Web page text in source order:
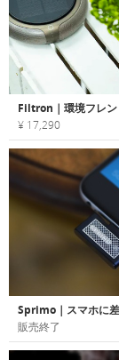
¥ 17,290
販売終了